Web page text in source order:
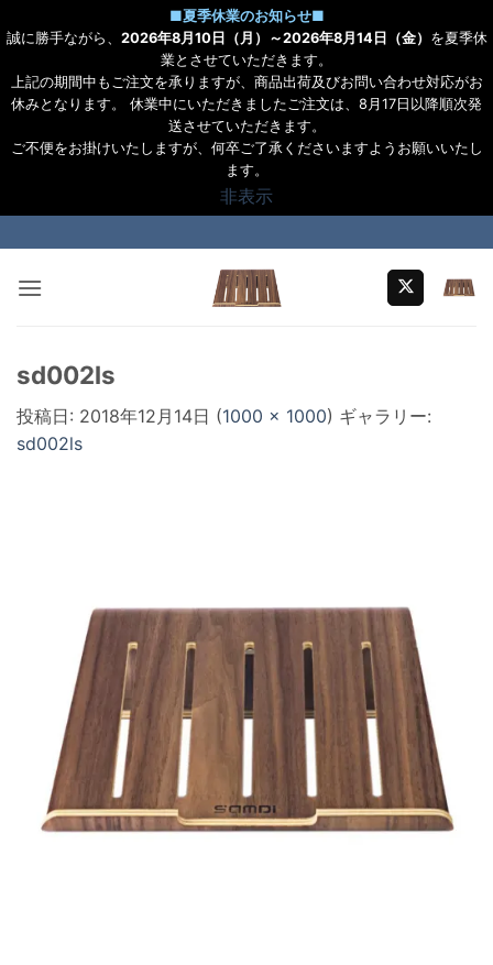
■夏季休業のお知らせ■
誠に勝手ながら、 2026年8月10日（月）～2026年8月14日（金） を夏季休
業とさせていただきます。
上記の期間中もご注文を承りますが、商品出荷及びお問い合わせ対応がお
休みとなります。 休業中にいただきましたご注文は、8月17日以降順次発
送させていただきます。
ご不便をお掛けいたしますが、何卒ご了承くださいますようお願いいたし
ます。
非表示
to
content
sd002ls
投稿日: 2018年12月14日 (1000 × 1000) ギャラリー:
sd002ls